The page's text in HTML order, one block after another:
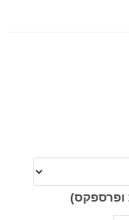
ופרספקס)